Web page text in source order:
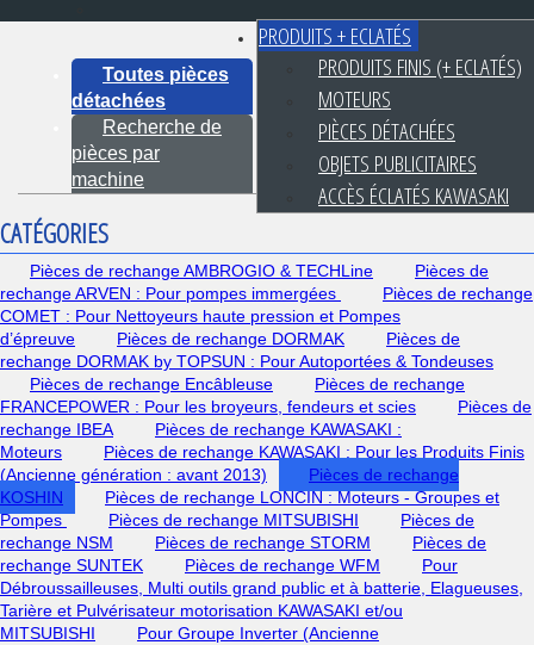
PRODUITS + ECLATÉS
PRODUITS FINIS (+ ECLATÉS)
MOTEURS
PIÈCES DÉTACHÉES
OBJETS PUBLICITAIRES
ACCÈS ÉCLATÉS KAWASAKI
Toutes pièces
détachées
Recherche de
pièces par
machine
CATÉGORIES
Pièces de rechange AMBROGIO & TECHLine
Pièces de
rechange ARVEN : Pour pompes immergées
Pièces de rechange
COMET : Pour Nettoyeurs haute pression et Pompes
d’épreuve
Pièces de rechange DORMAK
Pièces de
rechange DORMAK by TOPSUN : Pour Autoportées & Tondeuses
Pièces de rechange Encâbleuse
Pièces de rechange
FRANCEPOWER : Pour les broyeurs, fendeurs et scies
Pièces de
rechange IBEA
Pièces de rechange KAWASAKI :
Moteurs
Pièces de rechange KAWASAKI : Pour les Produits Finis
(Ancienne génération : avant 2013)
Pièces de rechange
KOSHIN
Pièces de rechange LONCIN : Moteurs - Groupes et
Pompes
Pièces de rechange MITSUBISHI
Pièces de
rechange NSM
Pièces de rechange STORM
Pièces de
rechange SUNTEK
Pièces de rechange WFM
Pour
Débroussailleuses, Multi outils grand public et à batterie, Elagueuses,
Tarière et Pulvérisateur motorisation KAWASAKI et/ou
MITSUBISHI
Pour Groupe Inverter (Ancienne